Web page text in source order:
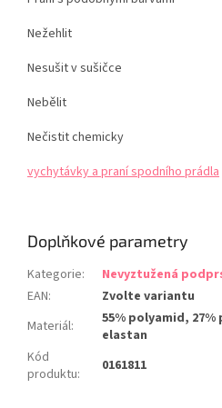
Nežehlit
Nesušit v sušičce
Nebělit
Nečistit chemicky
vychytávky a praní spodního prádla
Doplňkové parametry
Kategorie:
Nevyztužená
EAN:
Zvolte variantu
Materiál:
55% polyamid,
elastan
Kód
produktu: 0161811